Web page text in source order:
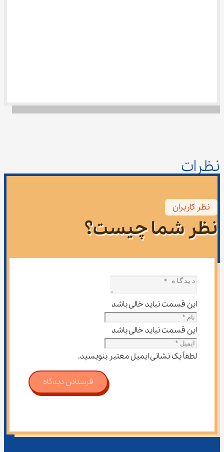
نظرات
نظر کاربران
نظر شما چیست؟
این قسمت نباید خالی باشد
این قسمت نباید خالی باشد
لطفاً یک نشانی ایمیل معتبر بنویسید.
فرستادن دیدگاه